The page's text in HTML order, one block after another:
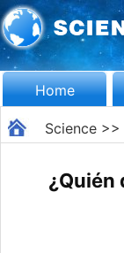
Home
Science>>
¿Quién